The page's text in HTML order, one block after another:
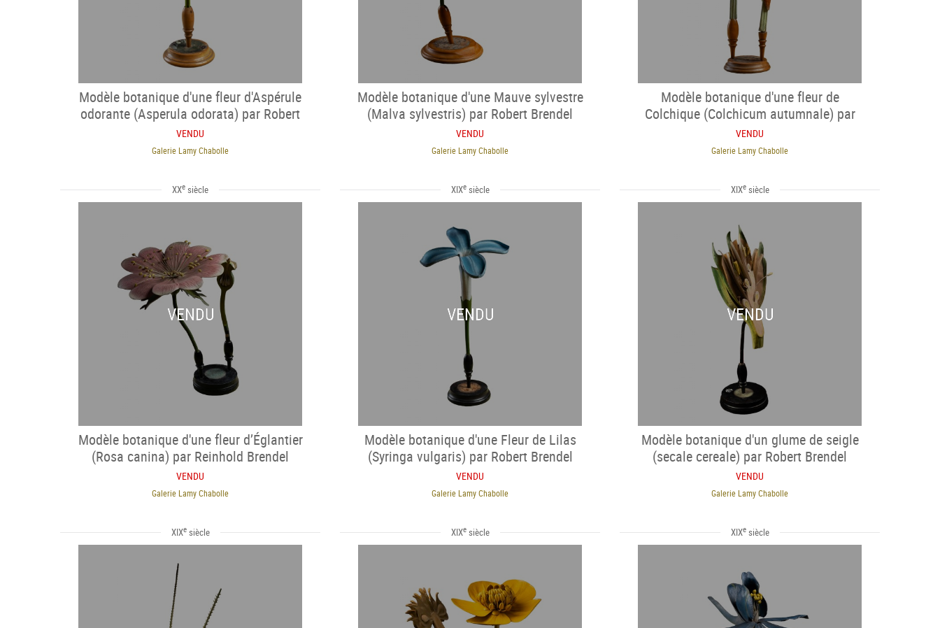
Modèle botanique d'une fleur d'Aspérule
odorante (Asperula odorata) par Robert
Brende
VENDU
Galerie Lamy Chabolle
Modèle botanique d'une Mauve sylvestre
(Malva sylvestris) par Robert Brendel
VENDU
Galerie Lamy Chabolle
Modèle botanique d'une fleur de
Colchique (Colchicum autumnale) par
Robert Brendel
VENDU
Galerie Lamy Chabolle
XXe siècle
VENDU
Modèle botanique d'une fleur d’Églantier
(Rosa canina) par Reinhold Brendel
VENDU
Galerie Lamy Chabolle
XIXesiècle
VENDU
Modèle botanique d'une Fleur de Lilas
(Syringa vulgaris) par Robert Brendel
VENDU
Galerie Lamy Chabolle
XIXesiècle
VENDU
Modèle botanique d'un glume de seigle
(secale cereale) par Robert Brendel
VENDU
Galerie Lamy Chabolle
XIXesiècle XIXesiècle XIXesiècle